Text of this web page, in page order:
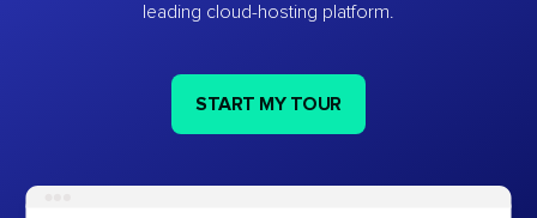
leading cloud-hosting platform.
START MY TOUR